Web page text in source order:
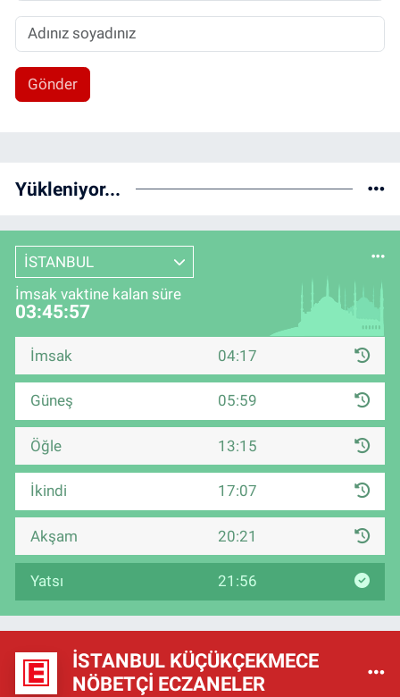
Gönder
Yükleniyor...
İSTANBUL
İmsak vaktine kalan süre
03:45:56
İmsak 04:17
Güneş 05:59
Öğle 13:15
İkindi 17:07
Akşam 20:21
Yatsı 21:56
İSTANBUL KÜÇÜKÇEKMECE
NÖBETÇI ECZANELER